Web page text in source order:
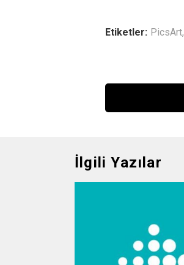
Etiketler: PicsArt,
İlgili Yazılar